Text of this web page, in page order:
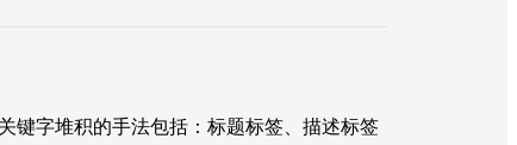
键字堆积的手法包括：标题标签、描述标签